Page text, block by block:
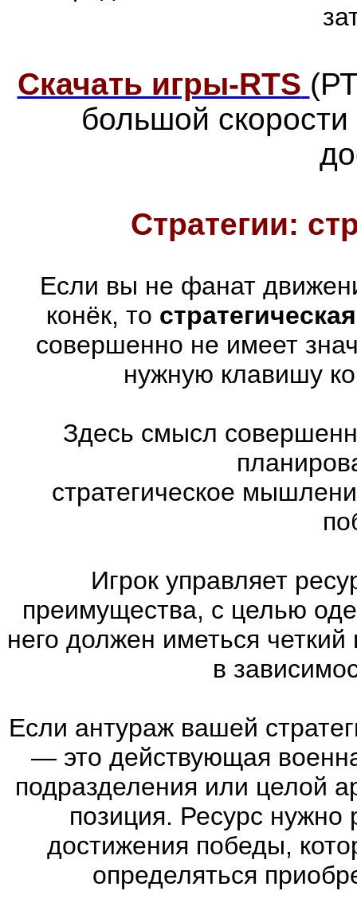
Скачать игры-RTS
большой скорости
Стратегии:
Если вы не фанат
конёк, то
совершенно не имеет
нужную клавишу
Здесь смысл
стратегическое
Игрок управляет
преимущества, с целью
него должен иметься
в
Если антураж вашей
—это действующая
подразделения или целой
позиция. Ресурс нужно
достижения победы,
определяться